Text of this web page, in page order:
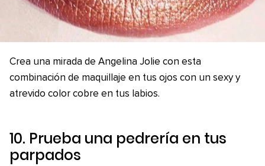
Crea una mirada de Angelina Jolie con esta
combinación de maquillaje en tus ojos con un sexy y
atrevido color cobre en tus labios.
10. Prueba una pedrería en tus
parpados